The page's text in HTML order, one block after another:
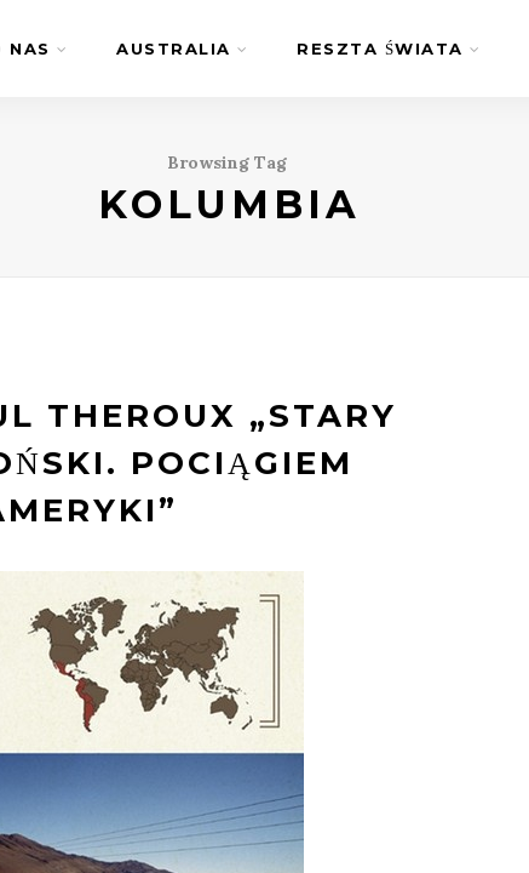
NAS AUSTRALIA RESZTA ŚWIATA
Browsing Tag
KOLUMBIA
THEROUX „STARY
POCIĄGIEM